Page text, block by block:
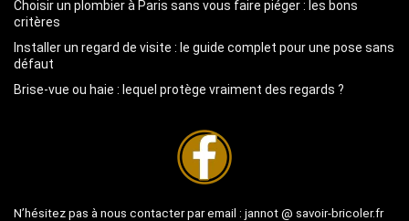
Choisir un plombier à Paris sans vous faire piéger : les bons
critères
Installer un regard de visite : le guide complet pour une pose sans
défaut
Brise-vue ou haie : lequel protège vraiment des regards ?
N’hésitez pas à nous contacter par email : jannot @ savoir-bricoler.fr